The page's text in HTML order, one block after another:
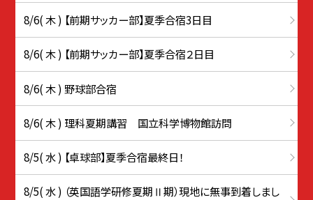
8/6( 木 ) 【前期サッカー部】夏季合宿3日目
8/6( 木 ) 【前期サッカー部】夏季合宿２日目
8/6( 木 ) 野球部合宿
8/6( 木 ) 理科夏期講習 国立科学博物館訪問
8/5( 水 ) 【卓球部】夏季合宿最終日！
8/5( 水 ) （英国語学研修夏期Ⅱ期）現地に無事到着しまし